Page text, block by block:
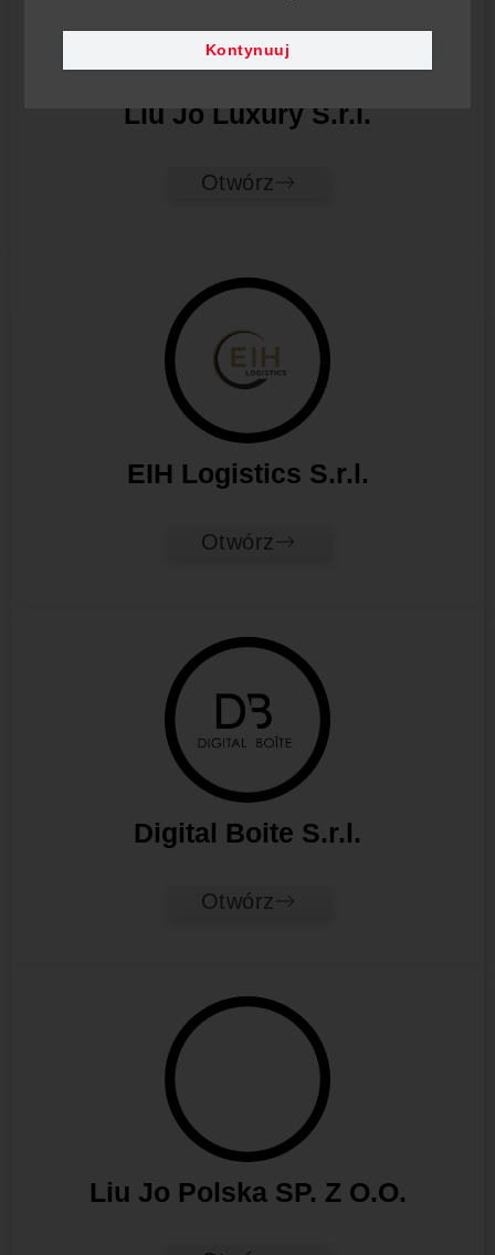
Liu Jo Luxury S.r.l.
Otwórz
EIH Logistics S.r.l.
Otwórz
Digital Boite S.r.l.
Otwórz
Liu Jo Polska SP. Z O.O.
Kontynuuj